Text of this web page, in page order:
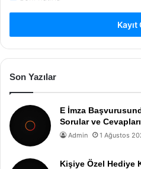
Kayıt
Son Yazılar
E İmza
Sorular ve Cevapları
Admin 1 Ağustos
Kişiye Özel Hediye